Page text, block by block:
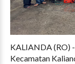
KALIANDA (RO)
Kecamatan